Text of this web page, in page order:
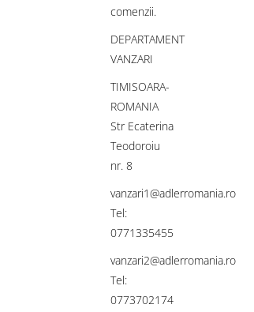
comenzii.
DEPARTAMENT
VANZARI
TIMISOARA-
ROMANIA
Str Ecaterina
Teodoroiu
nr. 8
vanzari1@adlerromania.ro
Tel:
0771335455
vanzari2@adlerromania.ro
Tel:
0773702174